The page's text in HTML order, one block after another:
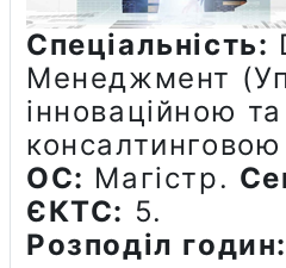
Спеціальність:
Менеджмент
інноваційною та
консалтинговою
ОС: Магістр.
ЄКТС: 5.
Розподіл годин: